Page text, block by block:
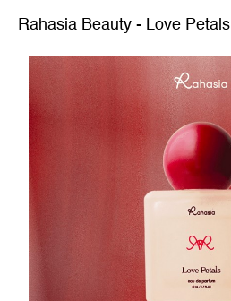
Rahasia Beauty - Love Petals